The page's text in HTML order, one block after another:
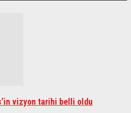
vizyon tarihi belli oldu